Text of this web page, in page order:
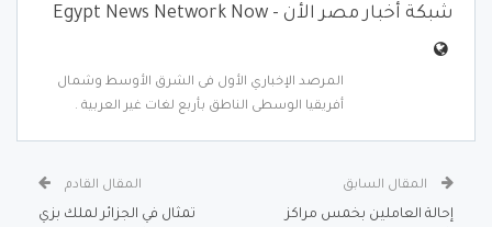
شبكة أخبار مصر الأن - Egypt News Network Now
المرصد الإخباري الأول فى الشرق الأوسط وشمال
أفريقيا الوسطى الناطق بأربع لغات غير العربية .
المقال السابق
إحالة العاملين بخمس مراكز
المقال القادم
تمثال في الجزائر لملك بزي